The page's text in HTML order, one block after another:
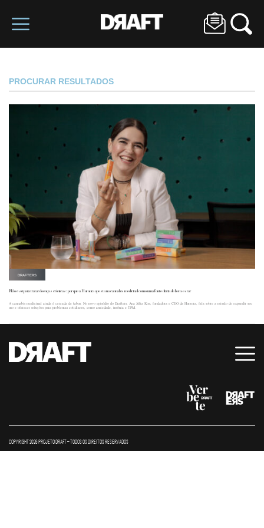
PROCURAR RESULTADOS
DRAFTERS
Não é só para tratar doenças crônicas: por que a Humora aposta na cannabis medicinal como uma fonte diária de bem-estar
A cannabis medicinal ainda é cercada de tabus. No novo episódio do Drafters, Ana Júlia Kiss, fundadora e CEO da Humora, fala sobre a missão de expandir seu
uso e oferecer soluções para problemas cotidianos, como ansiedade, insônia e TPM.
COPYRIGHT 2026 PROJETO DRAFT – TODOS OS DIREITOS RESERVADOS